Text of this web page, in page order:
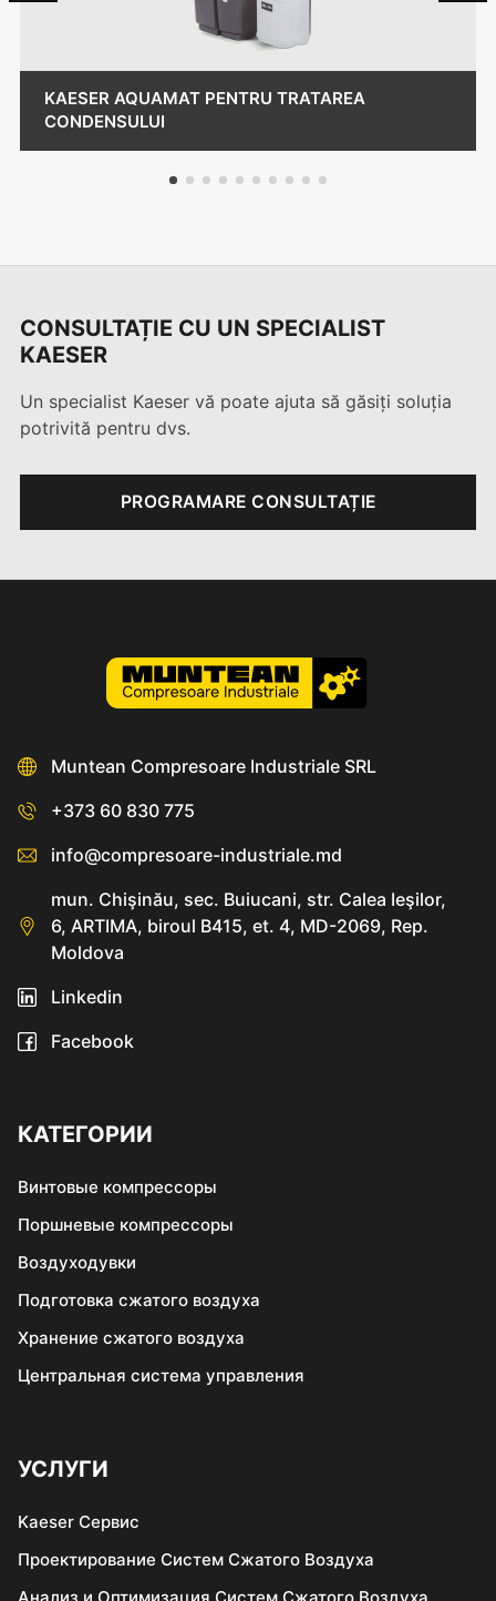
KAESER AQUAMAT PENTRU TRATAREA
CONDENSULUI
4 5 6 7 8 9 10
CONSULTAȚIE CU UN SPECIALIST
KAESER
Un specialist Kaeser vă poate ajuta să găsiți soluția
potrivită pentru dvs.
PROGRAMARE CONSULTAȚIE
Muntean Compresoare Industriale SRL
+373 60 830 775
info@compresoare-industriale.md
mun. Chişinău, sec. Buiucani, str. Calea Ieşilor,
6, ARTIMA, biroul B415, et. 4, MD-2069, Rep.
Moldova
Linkedin
Facebook
КАТЕГОРИИ
Винтовые компрессоры
Поршневые компрессоры
Воздуходувки
Подготовка сжатого воздуха
Хранение сжатого воздуха
Центральная система управления
УСЛУГИ
Kaeser Сервис
Проектирование Систем Сжатого Воздуха